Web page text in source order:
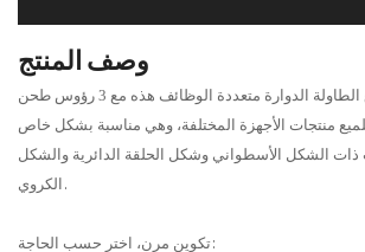
وصف المنتج
الدوارة متعددة الوظائف هذه مع 3 رؤوس طحن
منتجات الأجهزة المختلفة، وهي مناسبة بشكل خاص
ذات الشكل الأسطواني وشكل الحلقة الدائرية والشكل
الكروي.
تكوين مرن، اختر حسب الحاجة: